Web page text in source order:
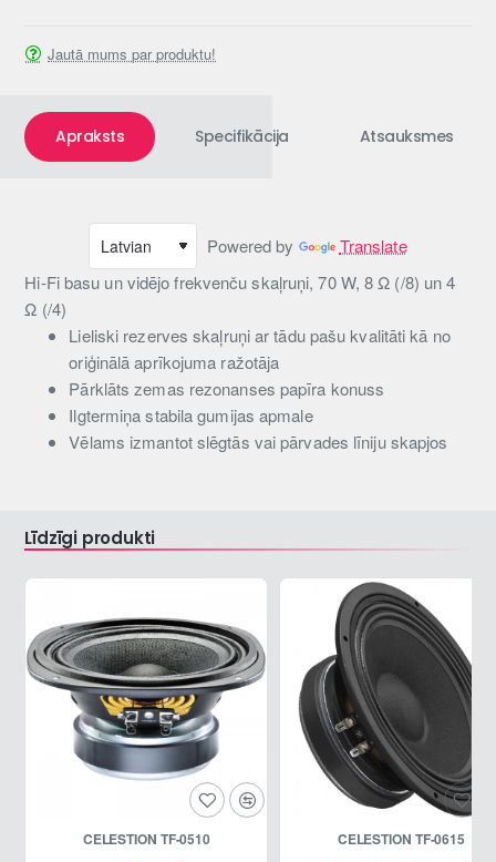
Jautā mums par produktu!
Apraksts Specifikācija Atsauksmes
Powered by
Translate
Hi-Fi basu un vidējo frekvenču skaļruņi, 70 W, 8 Ω (/8) un 4
Ω (/4)
Lieliski rezerves skaļruņi ar tādu pašu kvalitāti kā no
oriģinālā aprīkojuma ražotāja
Pārklāts zemas rezonanses papīra konuss
Ilgtermiņa stabila gumijas apmale
Vēlams izmantot slēgtās vai pārvades līniju skapjos
Līdzīgi produkti
CELESTION TF-0510 CELESTION TF-0615